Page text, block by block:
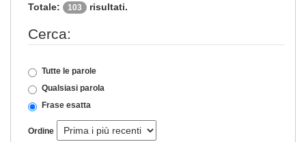
Totale: 103 risultati.
Cerca:
Tutte le parole
Qualsiasi parola
Frase esatta
Ordine